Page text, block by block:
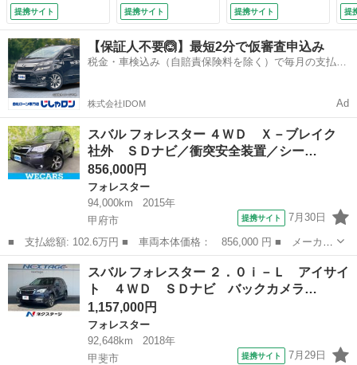
支援システム／ヘッ
ドランプ ＨＩＤ／
Ｂｌｕｅｔｏｏｔｈ
接続／ＥＴＣ／ＥＢ
Ｄ付ＡＢＳ／横滑り
防止装置／アイドリ
ングストップ （車
提携サイト
ダークルーズ 禁煙
車 ドラレコ コー
ナーセンサー スマ
ートキー ＨＩＤヘ
ッド ビルトインＥ
チアルミ オートラ
提携サイト
ーター／車線逸脱防
止支援システム／シ
ート 合皮／ドライ
ブレコーダー 社外
／ヘッドランプ Ｌ
提携サイト
シ
ク
提
【保証人不要🙆】最短2分で仮審査申込み
税金・車検込み（自賠責保険料を除く）で毎月の支払額
株式会社IDOM Ad
スバル フォレスター ４ＷＤ Ｘ－ブレイク
社外 ＳＤナビ／衝突安全装置／シー…
856,000円
フォレスター
94,000km
2015年
甲府市
提携サイト 7月30日
■ 支払総額: 102.6万円 ■ 車両本体価格： 856,000 円 ■ メーカー
名： スバル ■ 車種名： フォレスター ■ グレード名： ４Ｗ
Ｄ Ｘ－ブレイク 社外 ＳＤナビ／衝突安全装置／シートヒータ
ー 前席／車線...
山梨 甲府市
スバル フォレスター ２．０ｉ－Ｌ アイサイ
ト ４ＷＤ ＳＤナビ バックカメラ…
1,157,000円
フォレスター
92,648km
2018年
甲斐市
提携サイト 7月29日